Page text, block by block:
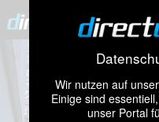
Wir nutzen auf
Einige sind
unser Portal